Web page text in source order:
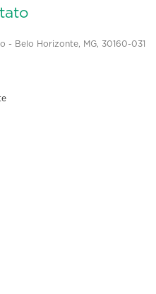
- Belo Horizonte, MG, 30160-031